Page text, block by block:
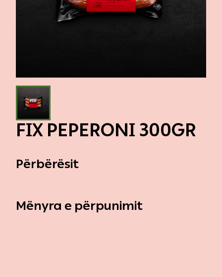
Galeria
FIX PEPERONI 300GR
Përbërësit
Mënyra e përpunimit